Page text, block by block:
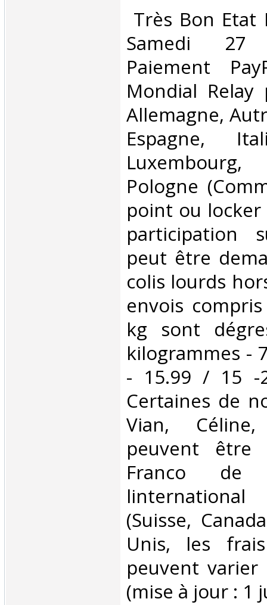
Très Bon
Samedi 27
Paiement
Mondial
Allemagne,
Espagne,
Pologne
point ou locker
participation
peut être
colis lourds
envois
kg sont
kilogrammes -
- 15.99 / 15 -
Certaines de
Vian,
peuvent être
Franco de
(Suisse,
Unis, les
peuvent
(mise à jour : 1